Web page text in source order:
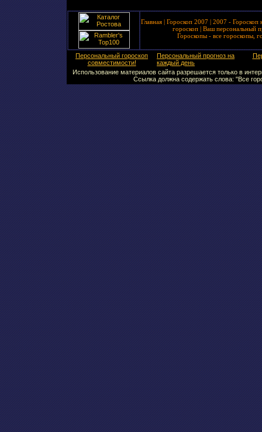
Главная | Гороскоп 2007 | 2007 - Гороскоп
гороскоп| Ваш персональный
Гороскопы - все гороскопы,
Персональный гороскоп
совместимости!
Персональный прогноз на
каждый день
Использование материалов сайта разрешается только в
Ссылка должна содержать слова: "Все